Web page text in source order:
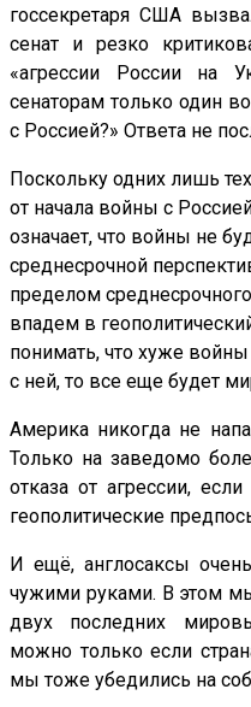
госсекретаря США
сенат и резко
«агрессии России на
сенаторам только один
с Россией?» Ответа не
Поскольку одних лишь
от начала войны с
означает, что войны не
среднесрочной
пределом
впадем в
понимать, что хуже
с ней, то все еще будет
Америка никогда не
Только на заведомо
отказа от агрессии,
геополитические
И ещё, англосаксы
чужими руками. В этом
двух последних
можно только если
мы тоже убедились на